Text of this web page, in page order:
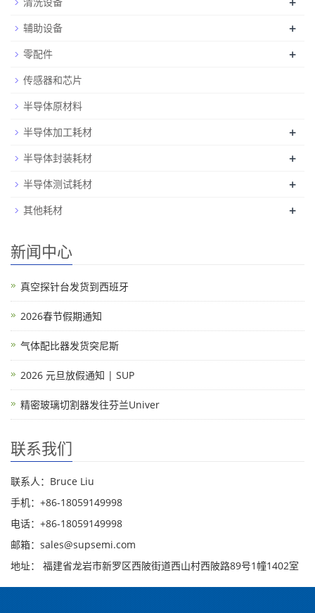
辅助设备 +
零配件 +
传感器和芯片
半导体原材料
半导体加工耗材
+
半导体封装耗材 +
半导体测试耗材 +
其他耗材 +
新闻中心
真空探针台发货到西班牙
2026春节假期通知
气体配比器发货突尼斯
2026 元旦放假通知 | SUP
精密玻璃切割器发往芬兰Univer
联系我们
联系人：Bruce Liu
手机：+86-18059149998
电话：+86-18059149998
邮箱：sales@supsemi.com
地址： 福建省龙岩市新罗区西陂街道西山村西陂路89号1幢1402室